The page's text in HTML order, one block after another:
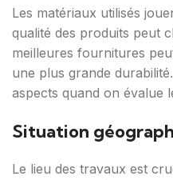
Les matériaux utilisés
qualité des produits peut
meilleures fournitures
une plus grande
aspects quand on évalue
Situation
Le lieu des travaux est